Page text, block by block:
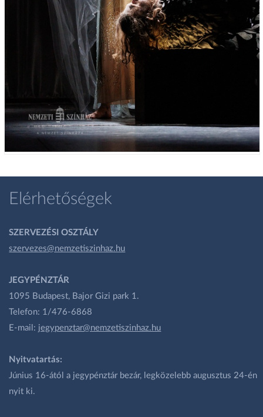
Elérhetőségek
SZERVEZÉSI OSZTÁLY
szervezes@nemzetiszinhaz.hu
JEGYPÉNZTÁR
1095 Budapest, Bajor Gizi park 1.
Telefon: 1/476-6868
E-mail: jegypenztar@nemzetiszinhaz.hu
Nyitvatartás:
Június 16-ától a jegypénztár bezár, legközelebb augusztus 24-én
nyit ki.